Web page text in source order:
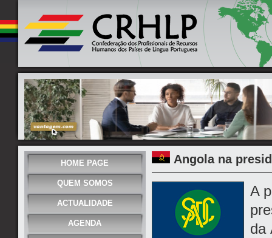
HOME PAGE
QUEM SOMOS
ACTUALIDADE
AGENDA
Angola na
A
da